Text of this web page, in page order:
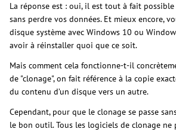
La réponse est : oui, il est tout à fait
sans perdre vos données. Et mieux encore,
disque système avec Windows 10 ou
avoir à réinstaller quoi que ce soit.
Mais comment cela fonctionne-t-il
de "clonage", on fait référence à la copie
du contenu d’un disque vers un autre.
Cependant, pour que le clonage se passe
le bon outil. Tous les logiciels de clonage ne